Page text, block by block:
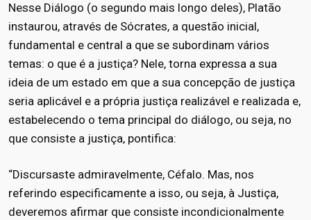
Nesse Diálogo (o segundo mais longo deles), Platão
instaurou, através de Sócrates, a questão inicial,
fundamental e central a que se subordinam vários
temas: o que é a justiça? Nele, torna expressa a sua
ideia de um estado em que a sua concepção de justiça
seria aplicável e a própria justiça realizável e realizada e,
estabelecendo o tema principal do diálogo, ou seja, no
que consiste a justiça, pontifica:
“Discursaste admiravelmente, Céfalo. Mas, nos
referindo especificamente a isso, ou seja, à Justiça,
deveremos afirmar que consiste incondicionalmente